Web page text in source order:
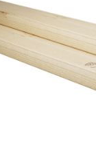
vybírat zde
Praha
vybírat zde